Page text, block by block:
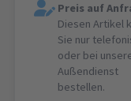
Preis auf
Diesen Artikel
Sie nur
oder bei
Außendienst
bestellen.